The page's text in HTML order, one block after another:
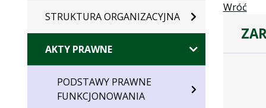
STRUKTURA ORGANIZACYJNA
AKTY PRAWNE
PODSTAWY PRAWNE
FUNKCJONOWANIA
Wróć